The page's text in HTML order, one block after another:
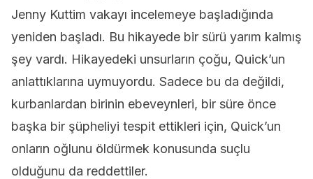
Jenny Kuttim vakayı incelemeye başladığında
yeniden başladı. Bu hikayede bir sürü yarım kalmış
şey vardı. Hikayedeki unsurların çoğu, Quick’un
anlattıklarına uymuyordu. Sadece bu da değildi,
kurbanlardan birinin ebeveynleri, bir süre önce
başka bir şüpheliyi tespit ettikleri için, Quick’un
onların oğlunu öldürmek konusunda suçlu
olduğunu da reddettiler.